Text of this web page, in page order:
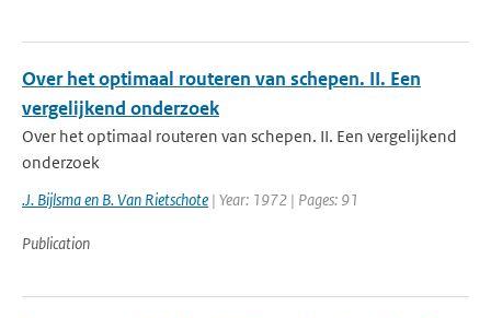
Over het optimaal routeren van schepen. II. Een
vergelijkend onderzoek
Over het optimaal routeren van schepen. II. Een vergelijkend
onderzoek
.J. Bijlsma en B. Van Rietschote | Year: 1972 | Pages: 91
Publication